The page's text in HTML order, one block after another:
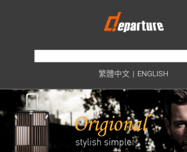
繁體中文 | ENGLISH